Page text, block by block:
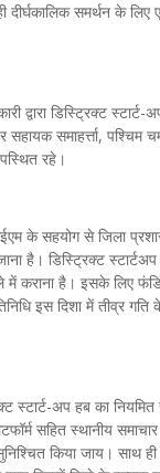
दीर्घकालिक समर्थन के
द्वारा डिस्ट्रिक्ट स्टार्ट-
समाहर्त्ता, पश्चिम
रहे।
के सहयोग से जिला
है। डिस्ट्रिक्ट
में कराना है। इसके लिए
इस दिशा में तीव्र गति के
स्टार्ट-अप हब का
सहित स्थानीय
किया जाय। साथ